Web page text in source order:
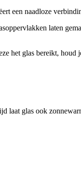
een naadloze
laten
het glas bereikt,
laat glas ook